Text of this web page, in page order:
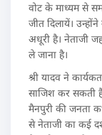
वोट के माध्यम से
जीत दिलायें।
अधूरी है। नेताजी
ले जाना है।
श्री यादव ने
साजिश कर सकती
मैनपुरी की जनता
से नेताजी का कई